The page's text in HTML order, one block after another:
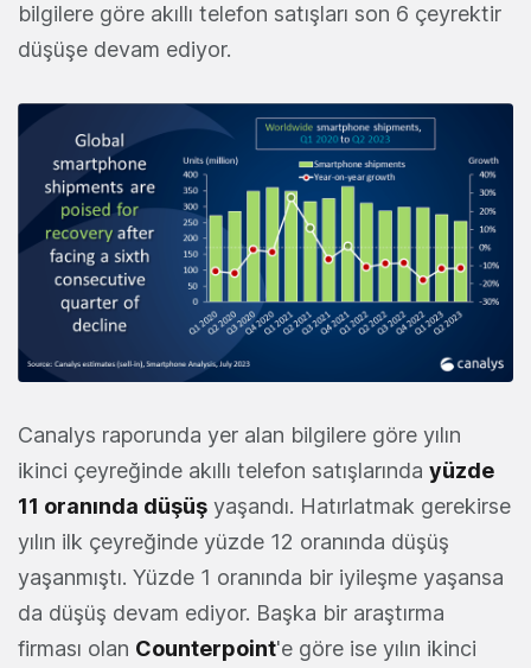
bilgilere göre akıllı telefon satışları son 6 çeyrektir
düşüşe devam ediyor.
Canalys raporunda yer alan bilgilere göre yılın
ikinci çeyreğinde akıllı telefon satışlarında yüzde
11 oranında düşüş yaşandı. Hatırlatmak gerekirse
yılın ilk çeyreğinde yüzde 12 oranında düşüş
yaşanmıştı. Yüzde 1 oranında bir iyileşme yaşansa
da düşüş devam ediyor. Başka bir araştırma
firması olan Counterpoint'e göre ise yılın ikinci